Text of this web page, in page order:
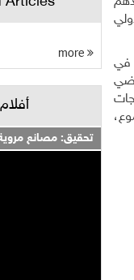
الأطرش (بما في
تحقيق: مصانع